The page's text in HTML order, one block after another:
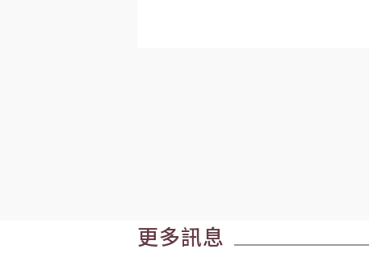
更多訊息